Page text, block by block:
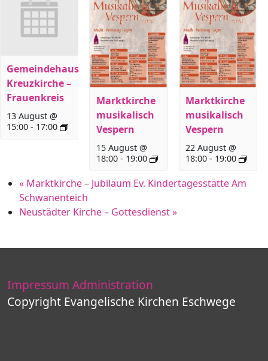
Gemeindehaus
Kreuzkirche –
Frauenkreis
13 August @
15:00 - 17:00
Marktkirche
musikalisch
Vespern
15 August @
18:00- 19:00
Marktkirche
musikalisch
Vespern
22 August @
18:00- 19:00
« Marktkirche – Jubiläum Ev. Kindertagesstätte Am
Schwanenteich
Neustädter Kirche – Gottesdienst»
Impressum Administration
Copyright Evangelische Kirchen Eschwege